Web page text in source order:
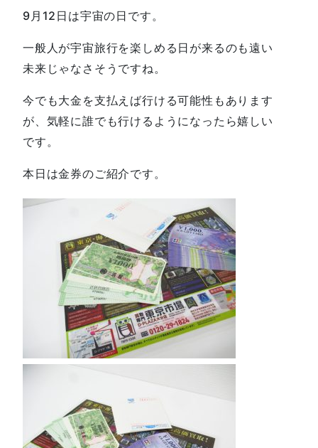
9月12日は宇宙の日です。
一般人が宇宙旅行を楽しめる日が来るのも遠い
未来じゃなさそうですね。
今でも大金を支払えば行ける可能性もあります
が、気軽に誰でも行けるようになったら嬉しい
です。
本日は金券のご紹介です。